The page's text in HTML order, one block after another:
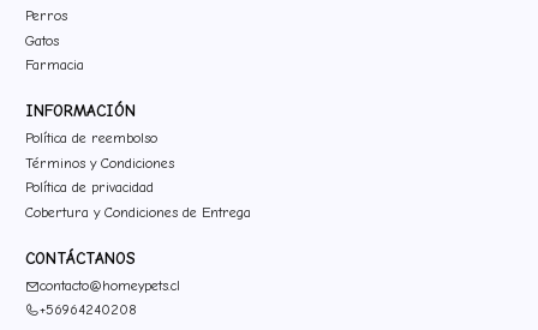
Perros
Gatos
Farmacia
INFORMACIÓN
Política de reembolso
Términos y Condiciones
Política de privacidad
Cobertura y Condiciones de Entrega
CONTÁCTANOS
contacto@homeypets.cl
+56964240208